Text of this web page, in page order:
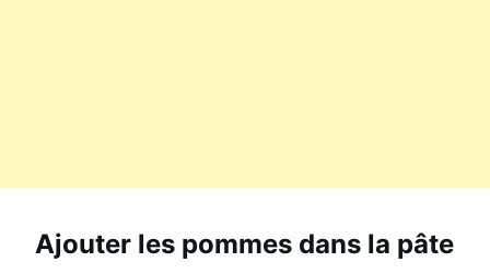
Ajouter les pommes dans la pâte